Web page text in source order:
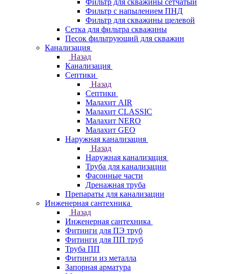
Фильтр для скважины сетчатый
Фильтр с напылением ПНД
Фильтр для скважины щелевой
Сетка для фильтра скважины
Песок фильтрующий для скважин
Канализация
Назад
Канализация
Септики
Назад
Септики
Малахит AIR
Малахит CLASSIC
Малахит NERO
Малахит GEO
Наружная канализация
Назад
Наружная канализация
Труба для канализации
Фасонные части
Дренажная труба
Препараты для канализации
Инженерная сантехника
Назад
Инженерная сантехника
Фитинги для ПЭ труб
Фитинги для ПП труб
Труба ПП
Фитинги из металла
Запорная арматура